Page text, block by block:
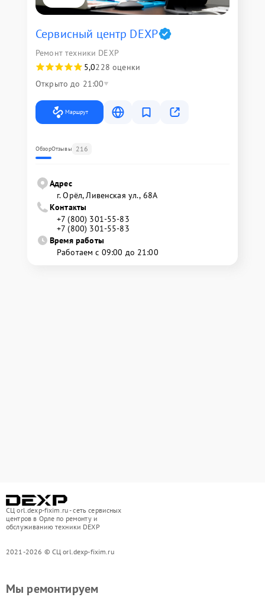
Сервисный центр DEXP
Ремонт техники DEXP
5,0228 оценки
Открыто до 21:00
Маршрут
ОбзорОтзывы 216
Адрес
г. Орёл, Ливенская ул., 68А
Контакты
+7 (800) 301-55-83
+7 (800) 301-55-83
Время работы
Работаем с 09:00 до 21:00
СЦ orl.dexp-fixim.ru - сеть сервисных
центров в Орле по ремонту и
обслуживанию техники DEXP
2021-2026 © СЦ orl.dexp-fixim.ru
Мы ремонтируем